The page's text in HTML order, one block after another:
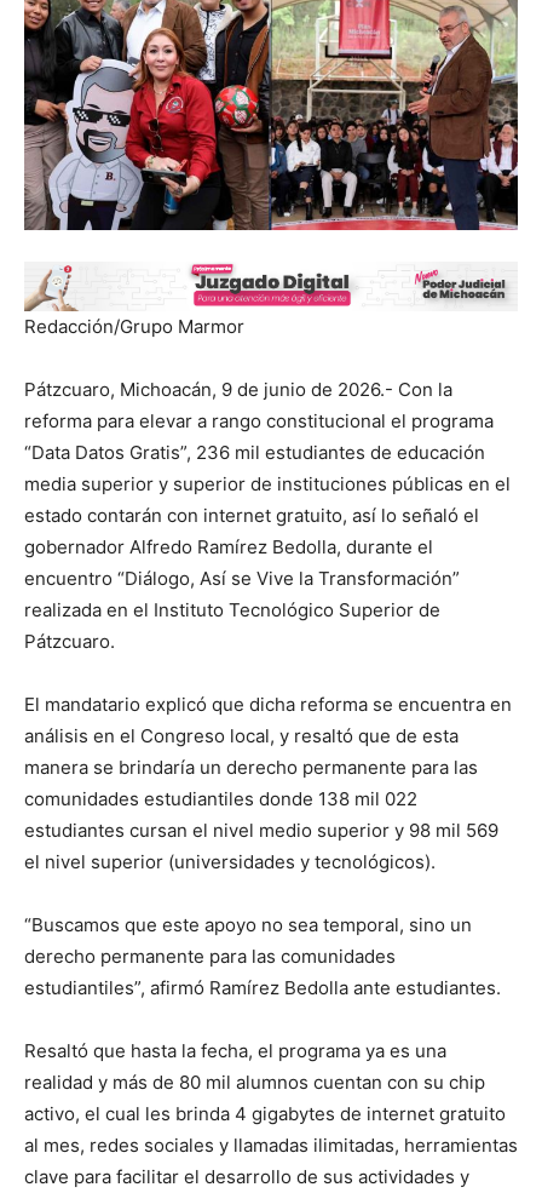
Redacción/Grupo Marmor
Pátzcuaro, Michoacán, 9 de junio de 2026.- Con la
reforma para elevar a rango constitucional el programa
“Data Datos Gratis”, 236 mil estudiantes de educación
media superior y superior de instituciones públicas en el
estado contarán con internet gratuito, así lo señaló el
gobernador Alfredo Ramírez Bedolla, durante el
encuentro “Diálogo, Así se Vive la Transformación”
realizada en el Instituto Tecnológico Superior de
Pátzcuaro.
El mandatario explicó que dicha reforma se encuentra en
análisis en el Congreso local, y resaltó que de esta
manera se brindaría un derecho permanente para las
comunidades estudiantiles donde 138 mil 022
estudiantes cursan el nivel medio superior y 98 mil 569
el nivel superior (universidades y tecnológicos).
“Buscamos que este apoyo no sea temporal, sino un
derecho permanente para las comunidades
estudiantiles”, afirmó Ramírez Bedolla ante estudiantes.
Resaltó que hasta la fecha, el programa ya es una
realidad y más de 80 mil alumnos cuentan con su chip
activo, el cual les brinda 4 gigabytes de internet gratuito
al mes, redes sociales y llamadas ilimitadas, herramientas
clave para facilitar el desarrollo de sus actividades y